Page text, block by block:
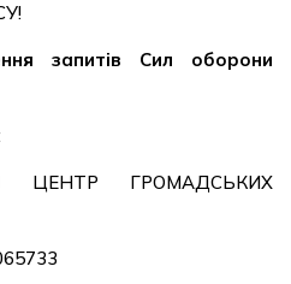
запитів Сил оборони
ЦЕНТР ГРОМАДСЬКИХ